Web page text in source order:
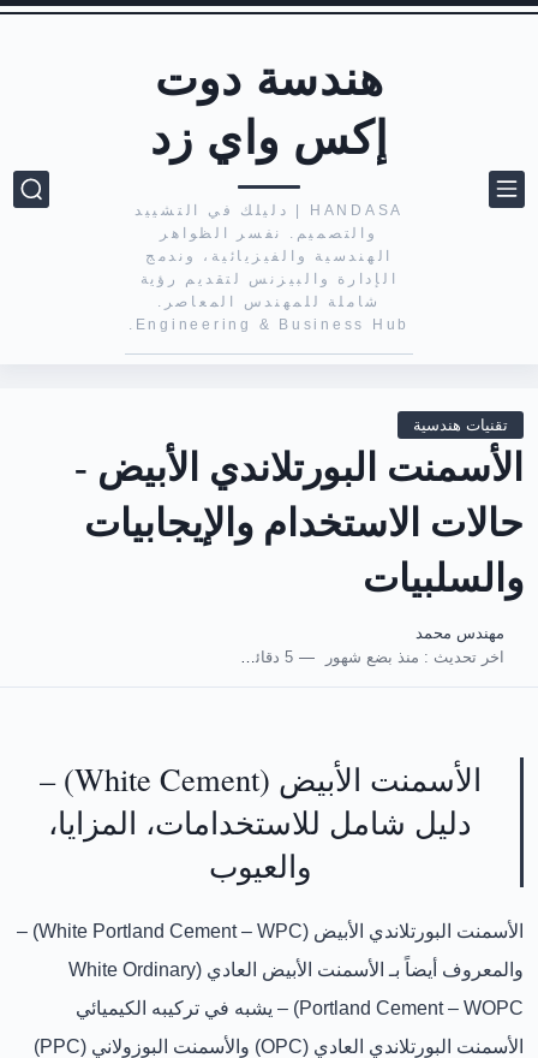
هندسة دوت
إكس واي زد
HANDASA | دليلك في التشييد
والتصميم. نفسر الظواهر
الهندسية والفيزيائية، وندمج
الإدارة والبيزنس لتقديم رؤية
شاملة للمهندس المعاصر.
Engineering & Business Hub.
تقنيات هندسية
الأسمنت البورتلاندي الأبيض -
حالات الاستخدام والإيجابيات
والسلبيات
مهندس محمد
اخر تحديث : منذ بضع شهور 5 دقائق للقراءة
الأسمنت الأبيض (White Cement) –
دليل شامل للاستخدامات، المزايا،
والعيوب
الأسمنت البورتلاندي الأبيض (White Portland Cement – WPC)
–
والمعروف أيضاً بـ
الأسمنت الأبيض العادي (White Ordinary
Portland Cement – WOPC)
– يشبه في تركيبه الكيميائي
الأسمنت البورتلاندي العادي (OPC)
و الأسمنت البوزولاني (PPC)